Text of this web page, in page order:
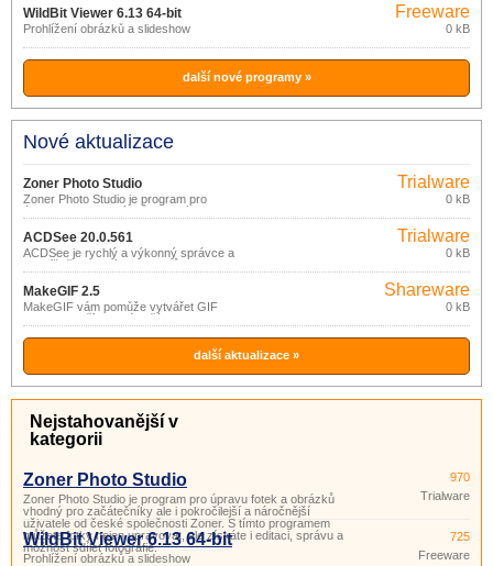
WildBit Viewer 6.13 64-bit
Prohlížení obrázků a slideshow
Freeware
0 kB
další nové programy »
Nové aktualizace
Zoner Photo Studio
Zoner Photo Studio je program pro
úpravu fotek a obrázků vhodný pro
začátečníky ale i pokročilejší a
náročnější uživatele od české
společnosti Zoner. S tímto programem
můžete fotky nejen upravovat, ale
získáte i editaci, správu a možnost sdílet
fotografie.
Trialware
0 kB
ACDSee 20.0.561
ACDSee je rychlý a výkonný správce a
prohlížeč grafických souborů.
Trialware
0 kB
MakeGIF 2.5
MakeGIF vám pomůže vytvářet GIF
soubory z příkazového řádku v
dávkovém režimu ze snímků formátu
BMP, JPEG (JPG), GIF, ICO, PSD,
Shareware
0 kB
další aktualizace »
Nejstahovanější v
kategorii
Zoner Photo Studio
Zoner Photo Studio je program pro úpravu fotek a obrázků
vhodný pro začátečníky ale i pokročilejší a náročnější
uživatele od české společnosti Zoner. S tímto programem
můžete fotky nejen upravovat, ale získáte i editaci, správu a
možnost sdílet fotografie.
970
Trialware
WildBit Viewer 6.13 64-bit
Prohlížení obrázků a slideshow
725
Freeware